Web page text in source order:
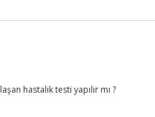
hastalık testi yapılır mı ?